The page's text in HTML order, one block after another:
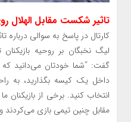
تاثیر شکست مقابل الهلال
کارتال در پاسخ به سوالی درباره
لیگ نخبگان بر روحیه
انتخاب کنید. برخی از بازیکنان
مقابل چنین تیمی بازی می‌کردند